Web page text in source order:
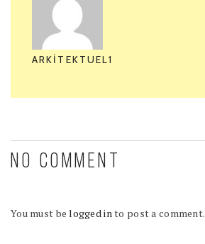
ARKITEKTUEL1
NO COMMENT
You must belogged into post a comment.